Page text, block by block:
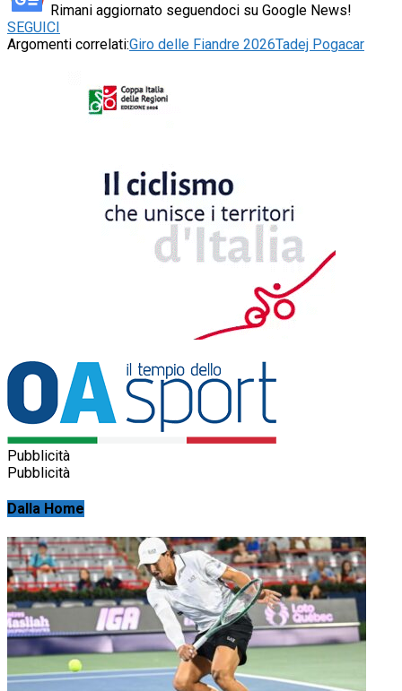
Rimani aggiornato seguendoci su Google News!
SEGUICI
Argomenti correlati:Giro delle Fiandre 2026Tadej Pogacar
Pubblicità
Pubblicità
Dalla Home